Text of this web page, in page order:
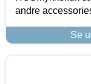
andre
Se